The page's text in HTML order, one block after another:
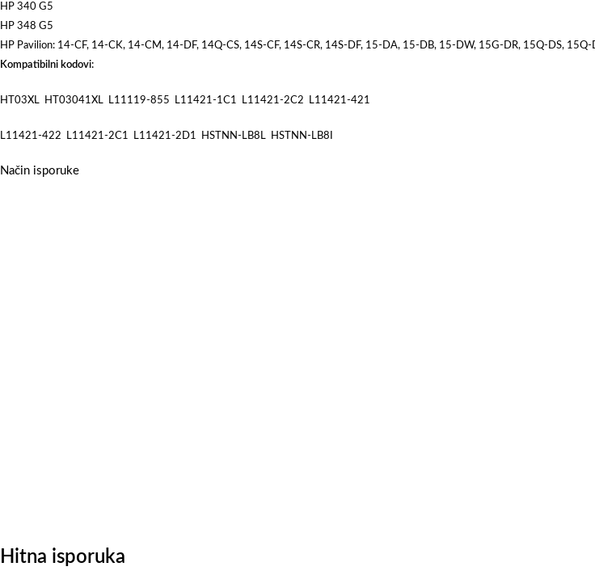
HP 340 G5
HP 348 G5
HP Pavilion: 14-CF, 14-CK, 14-CM, 14-DF, 14Q-CS, 14S-CF, 14S-CR, 14S-DF, 15-DA, 15-DB, 15-DW, 15G-DR, 15Q-DS,
Kompatibilni kodovi:
HT03XL HT03041XL L11119-855 L11421-1C1 L11421-2C2 L11421-421
L11421-422 L11421-2C1 L11421-2D1 HSTNN-LB8L HSTNN-LB8I
Način isporuke
Hitna isporuka